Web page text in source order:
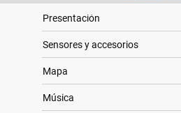
Presentación
Sensores y accesorios
Mapa
Música